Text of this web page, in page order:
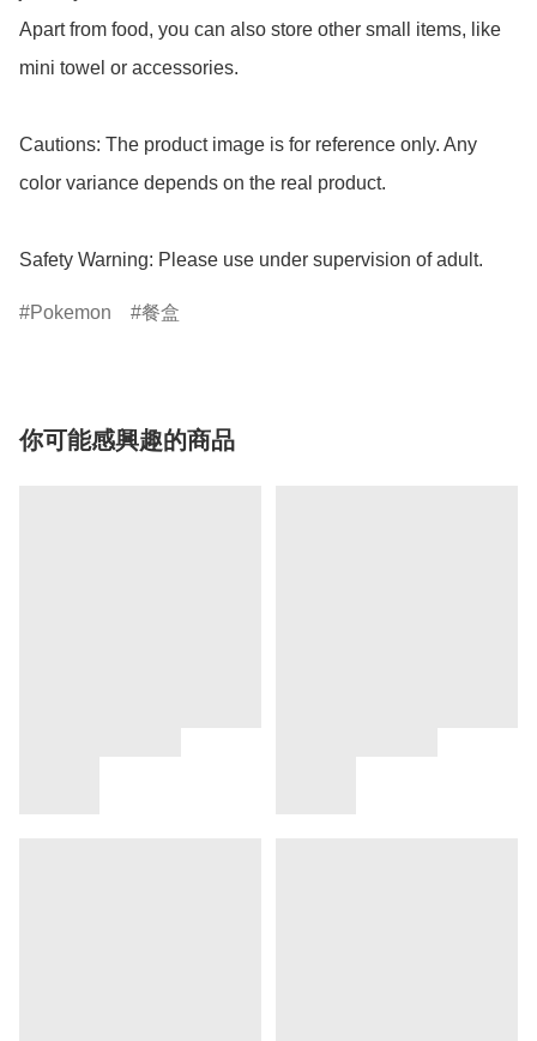
Apart from food, you can also store other small items, like
mini towel or accessories.
Cautions: The product image is for reference only. Any
color variance depends on the real product.
Safety Warning: Please use under supervision of adult.
Pokemon 餐盒
你可能感興趣的商品